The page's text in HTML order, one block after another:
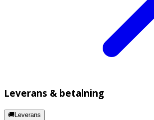
Leverans & betalning
🚚Leverans